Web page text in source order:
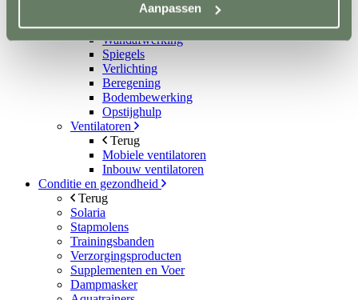
Aanpassen
Terug
Bodem
Wandafwerking
Spiegels
Verlichting
Beregening
Bodembewerking
Opstijghulp
Ventilatoren
Terug
Mobiele ventilatoren
Inbouw ventilatoren
Conditie en gezondheid
Terug
Solaria
Stapmolens
Trainingsbanden
Verzorgingsproducten
Supplementen en Voer
Dampmasker